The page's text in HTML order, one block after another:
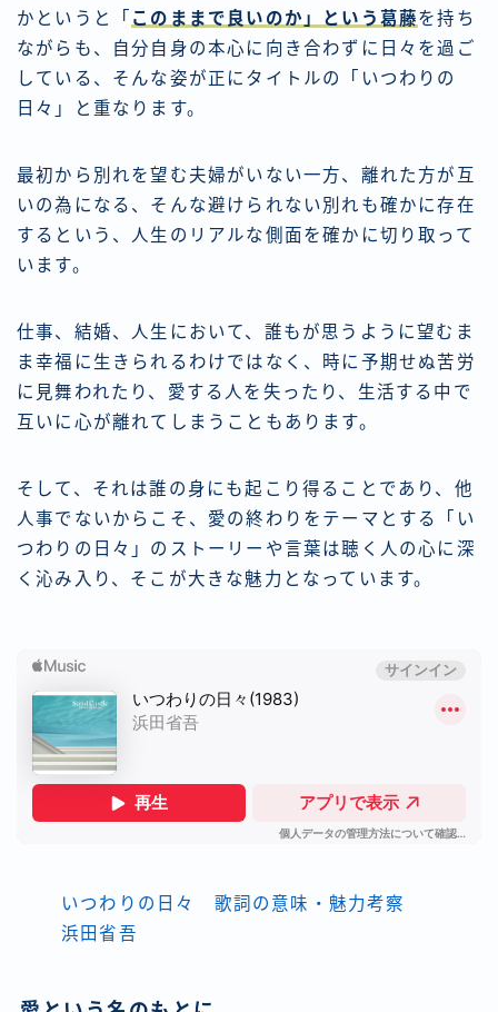
かというと「 このままで良いのか」という葛藤を持ち
ながらも、自分自身の本心に向き合わずに日々を過ご
している、そんな姿が正にタイトルの「いつわりの
日々」と重なります。
最初から別れを望む夫婦がいない一方、離れた方が互
いの為になる、そんな避けられない別れも確かに存在
するという、人生のリアルな側面を確かに切り取って
います。
仕事、結婚、人生において、誰もが思うように望むま
ま幸福に生きられるわけではなく、時に予期せぬ苦労
に見舞われたり、愛する人を失ったり、生活する中で
互いに心が離れてしまうこともあります。
そして、それは誰の身にも起こり得ることであり、他
人事でないからこそ、愛の終わりをテーマとする「い
つわりの日々」のストーリーや言葉は聴く人の心に深
く沁み入り、そこが大きな魅力となっています。
いつわりの日々 歌詞の意味・魅力考察
浜田省吾